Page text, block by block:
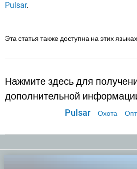
Pulsar.
Эта статья также доступна на этих
Нажмите здесь для
дополнительной
Pulsar Охота